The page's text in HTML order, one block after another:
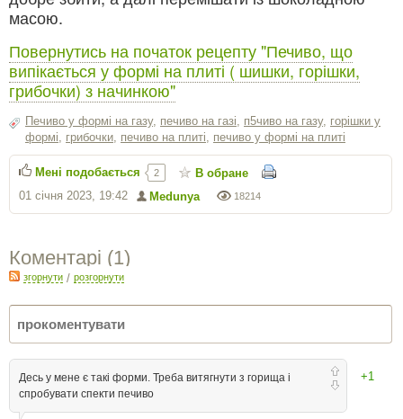
масою.
Повернутись на початок рецепту "Печиво, що
випікається у формі на плиті ( шишки, горішки,
грибочки) з начинкою"
Печиво у формі на газу, печиво на газі, п5чиво на газу, горішки у
формі, грибочки, печиво на плиті, печиво у формі на плиті
18214
Medunya
01 січня 2023, 19:42
Мені подобається 2 В обране
Коментарі (1)
згорнути / розгорнути
+1
Десь у мене є такі форми. Треба витягнути з горища і
спробувати спекти печиво